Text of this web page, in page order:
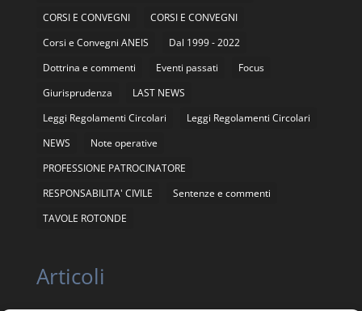
CORSI E CONVEGNI
CORSI E CONVEGNI
Corsi e Convegni ANEIS
Dal 1999 - 2022
Dottrina e commenti
Eventi passati
Focus
Giurisprudenza
LAST NEWS
Leggi Regolamenti Circolari
Leggi Regolamenti Circolari
NEWS
Note operative
PROFESSIONE PATROCINATORE
RESPONSABILITA' CIVILE
Sentenze e commenti
TAVOLE ROTONDE
Articoli